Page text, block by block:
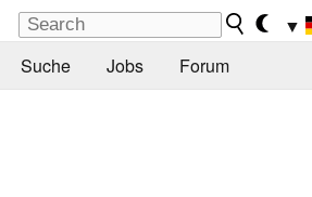
▼
Suche Jobs Forum